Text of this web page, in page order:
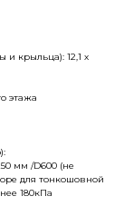
и крыльца): 12,1 х
этажа
мм /D600 (не
для тонкошовной
180кПа